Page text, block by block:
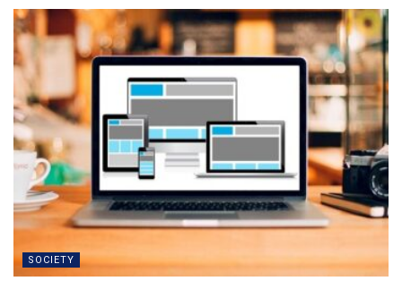
SOCIETY